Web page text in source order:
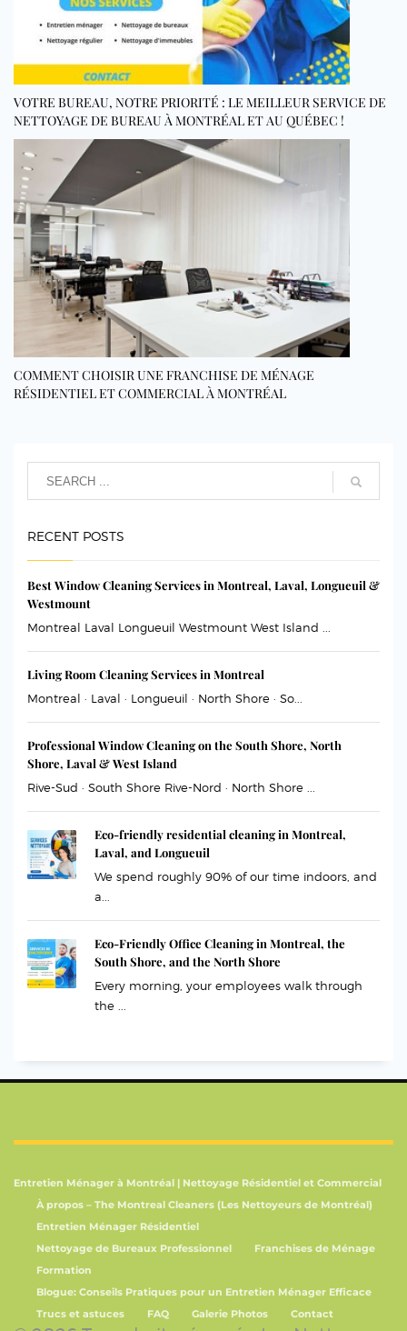
VOTRE BUREAU, NOTRE PRIORITÉ : LE MEILLEUR SERVICE DE
NETTOYAGE DE BUREAU À MONTRÉAL ET AU QUÉBEC !
COMMENT CHOISIR UNE FRANCHISE DE MÉNAGE
RÉSIDENTIEL ET COMMERCIAL À MONTRÉAL
RECENT POSTS
Best Window Cleaning Services in Montreal, Laval, Longueuil &
Westmount
Montreal Laval Longueuil Westmount West Island ...
Living Room Cleaning Services in Montreal
Montreal · Laval · Longueuil · North Shore · So...
Professional Window Cleaning on the South Shore, North
Shore, Laval & West Island
Rive-Sud · South Shore Rive-Nord · North Shore ...
Eco-friendly residential cleaning in Montreal,
Laval, and Longueuil
We spend roughly 90% of our time indoors, and
a...
Eco-Friendly Office Cleaning in Montreal, the
South Shore, and the North Shore
Every morning, your employees walk through
the ...
Entretien Ménager à Montréal | Nettoyage Résidentiel et Commercial
À propos – The Montreal Cleaners (Les Nettoyeurs de Montréal)
Entretien Ménager Résidentiel
Nettoyage de Bureaux Professionnel
Franchises de Ménage
Formation
Blogue: Conseils Pratiques pour un Entretien Ménager Efficace
Trucs et astuces
FAQ Galerie Photos Contact